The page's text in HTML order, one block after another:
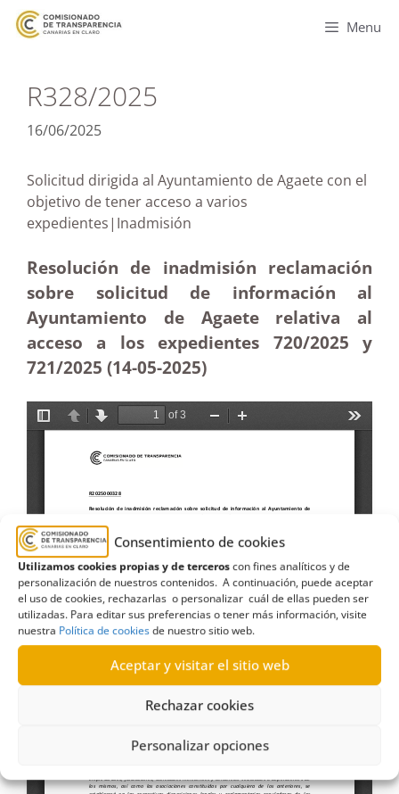
Consentimiento de cookies
Utilizamos cookies propias y de terceroscon fines analíticos y de
personalización de nuestros contenidos. A continuación, puede aceptar
el uso de cookies, rechazarlas o personalizar cuál de ellas pueden ser
utilizadas. Para editar sus preferencias o tener más información, visite
nuestra Política de cookiesde nuestro sitio web.
Aceptar y visitar el sitio web
Rechazar cookies
Personalizar opciones
Menu
R328/2025
16/06/2025
Solicitud dirigida al Ayuntamiento de Agaete con el
objetivo de tener acceso a varios
expedientes|Inadmisión
Resolución de inadmisión reclamación
sobre solicitud de información al
Ayuntamiento de Agaete relativa al
acceso a los expedientes 720/2025 y
721/2025 (14-05-2025)